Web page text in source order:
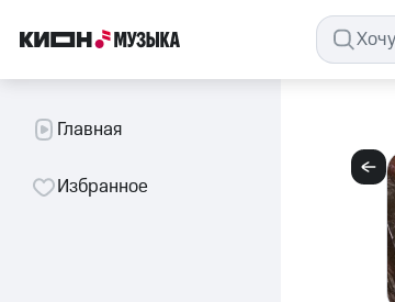
Главная
Избранное